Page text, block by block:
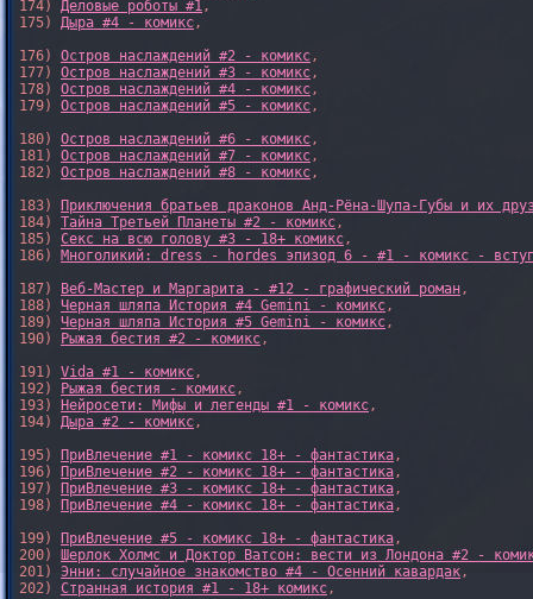
174) Деловые роботы #1 ,
175) Дыра #4 - комикс ,
176) Остров наслаждений #2 - комикс ,
177) Остров наслаждений #3 - комикс ,
178) Остров наслаждений #4 - комикс ,
179) Остров наслаждений #5 - комикс ,
180) Остров наслаждений #6 - комикс ,
181) Остров наслаждений #7 - комикс ,
182) Остров наслаждений #8 - комикс ,
183) Приключения братьев драконов Анд-Рёна-Шупа-Губы и их
184) Тайна Третьей Планеты #2 - комикс ,
185) Секс на всю голову #3 - 18+ комикс ,
186) Многоликий: dress - hordes эпизод 6 - #1 - комикс -
187) Веб-Мастер и Маргарита - #12 - графический роман ,
188) Черная шляпа История #4 Gemini - комикс ,
189) Черная шляпа История #5 Gemini - комикс ,
190) Рыжая бестия #2 - комикс ,
191) Vida #1 - комикс ,
192) Рыжая бестия - комикс ,
193) Нейросети: Мифы и легенды #1 - комикс ,
194) Дыра #2 - комикс ,
195) ПриВлечение #1 - комикс 18+ - фантастика ,
196) ПриВлечение #2 - комикс 18+ - фантастика ,
197) ПриВлечение #3 - комикс 18+ - фантастика ,
198) ПриВлечение #4 - комикс 18+ - фантастика ,
199) ПриВлечение #5 - комикс 18+ - фантастика ,
200) Шерлок Холмс и Доктор Ватсон: вести из Лондона #2 -
201) Энни: случайное знакомство #4 - Осенний кавардак ,
202) Странная история #1 - 18+ комикс ,